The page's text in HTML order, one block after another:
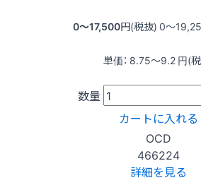
0〜17,500円(税抜) 0〜
単価： 8.75〜9.2 円(
数量
カートに入れる
OCD
466224
詳細を見る